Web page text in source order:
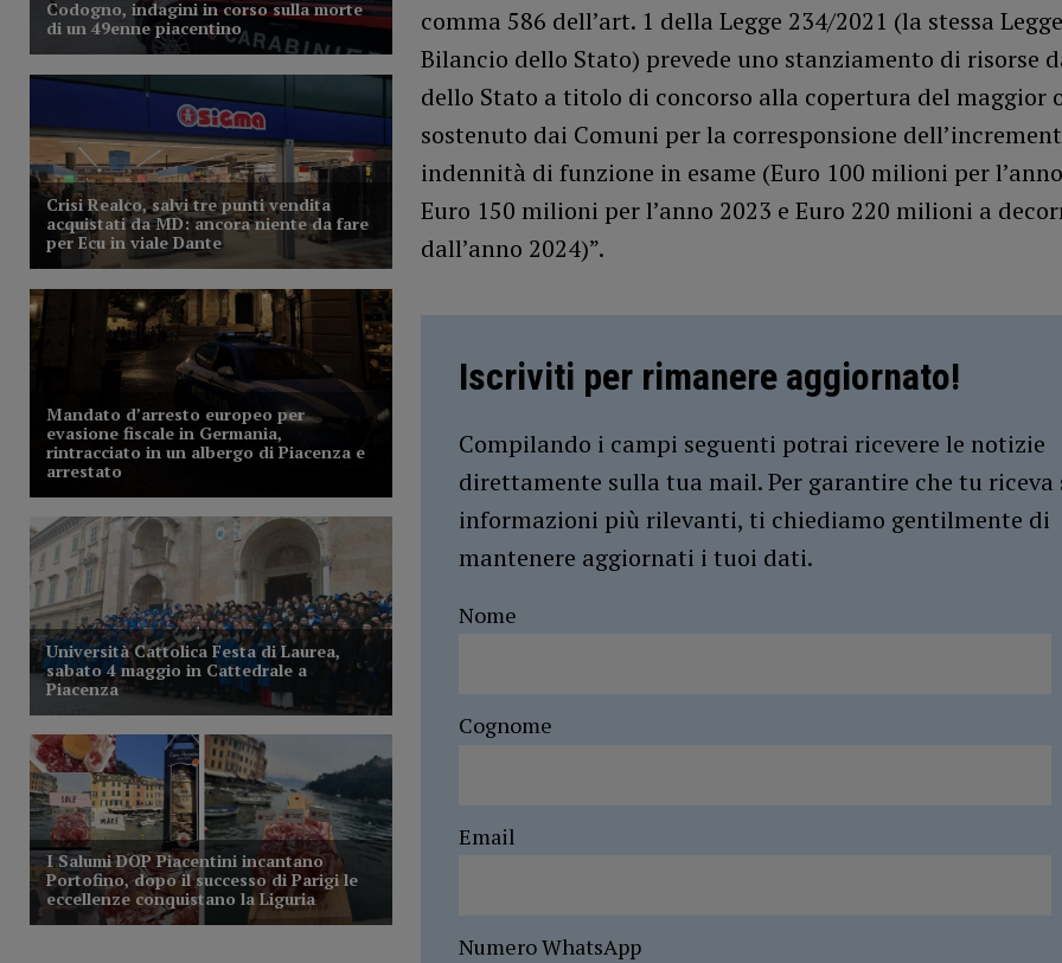
comma 586 dell’art. 1 della Legge 234/2021 (la stessa
Bilancio dello Stato) prevede uno stanziamento di risorse
dello Stato a titolo di concorso alla copertura del maggior
sostenuto dai Comuni per la corresponsione
indennità di funzione in esame (Euro 100 milioni per
Euro 150 milioni per l’anno 2023 e Euro 220 milioni a
dall’anno 2024)”.
Iscriviti per rimanere aggiornato!
Compilando i campi seguenti potrai ricevere le notizie
direttamente sulla tua mail. Per garantire che tu riceva
informazioni più rilevanti, ti chiediamo gentilmente di
mantenere aggiornati i tuoi dati.
Nome
Cognome
Email
Numero WhatsApp